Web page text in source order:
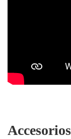
Accesorios